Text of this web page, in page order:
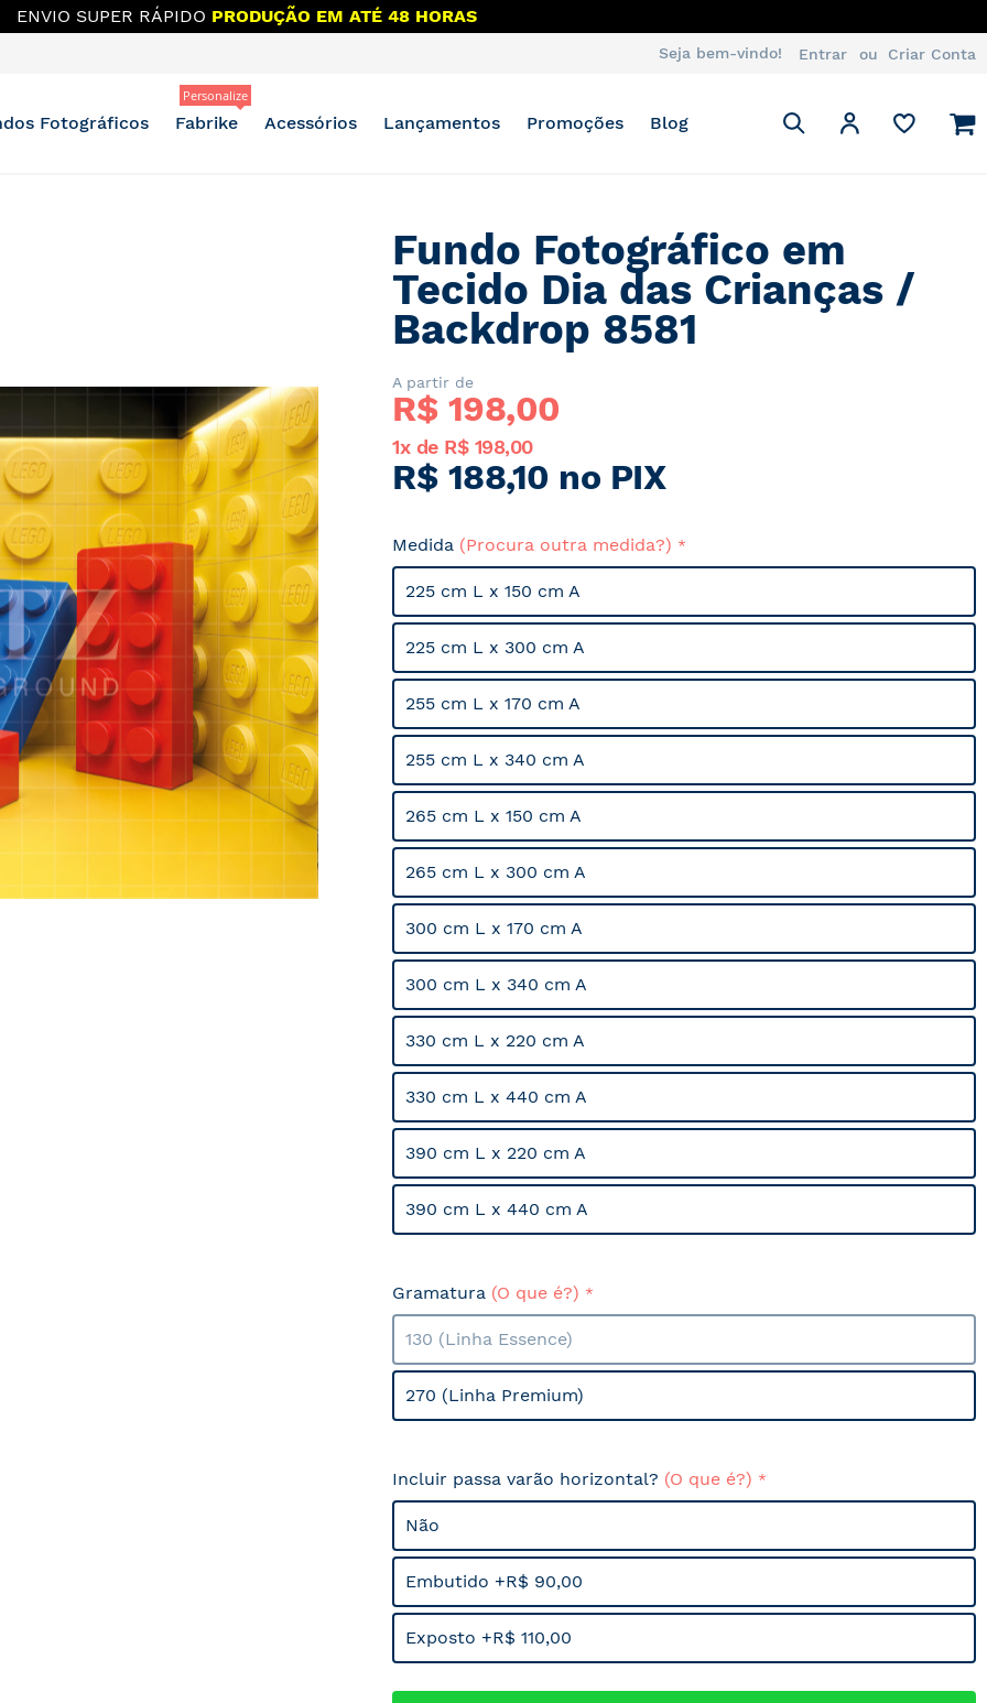
ENVIO SUPER RÁPIDO PRODUÇÃO EM ATÉ 48 HORAS
Seja bem-vindo! Entrar Criar Conta
Fotográficos Fabrike
Personalize
Acessórios Lançamentos Promoções Blog
Pesquisa
Pesquisa
Minha Conta
Fundo Fotográfico em
Tecido Dia das Crianças /
Backdrop 8581
A partir de
R$ 198,00
1x de R$ 198,00
R$ 188,10 no PIX
Medida (Procura outra medida?)
225 cm L x 150 cm A
225 cm L x 300 cm A
255 cm L x 170 cm A
255 cm L x 340 cm A
265 cm L x 150 cm A
265 cm L x 300 cm A
300 cm L x 170 cm A
300 cm L x 340 cm A
330 cm L x 220 cm A
330 cm L x 440 cm A
390 cm L x 220 cm A
390 cm L x 440 cm A
Gramatura (O que é?)
130 (Linha Essence)
270 (Linha Premium)
Incluir passa varão horizontal? (O que é?)
Não
Embutido +R$ 90,00
Exposto +R$ 110,00